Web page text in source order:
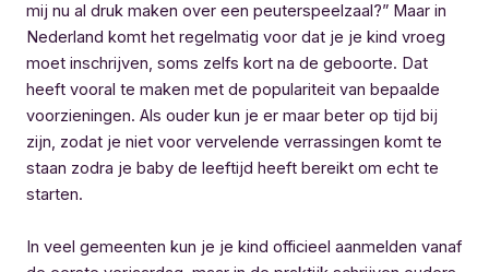
mij nu al druk maken over een peuterspeelzaal?” Maar in
Nederland komt het regelmatig voor dat je je kind vroeg
moet inschrijven, soms zelfs kort na de geboorte. Dat
heeft vooral te maken met de populariteit van bepaalde
voorzieningen. Als ouder kun je er maar beter op tijd bij
zijn, zodat je niet voor vervelende verrassingen komt te
staan zodra je baby de leeftijd heeft bereikt om echt te
starten.
In veel gemeenten kun je je kind officieel aanmelden vanaf